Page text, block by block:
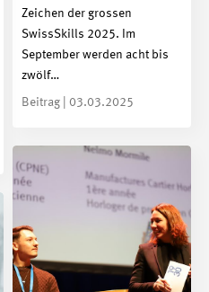
Zeichen der grossen
SwissSkills 2025. Im
September werden acht bis
zwölf…
Beitrag | 03.03.2025